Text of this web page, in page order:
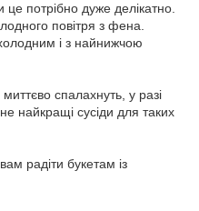
це потрібно дуже делікатно.
повітря з фена.
і з найнижчою
миттєво спалахнуть, у разі
найкращі сусіди для таких
радіти букетам із